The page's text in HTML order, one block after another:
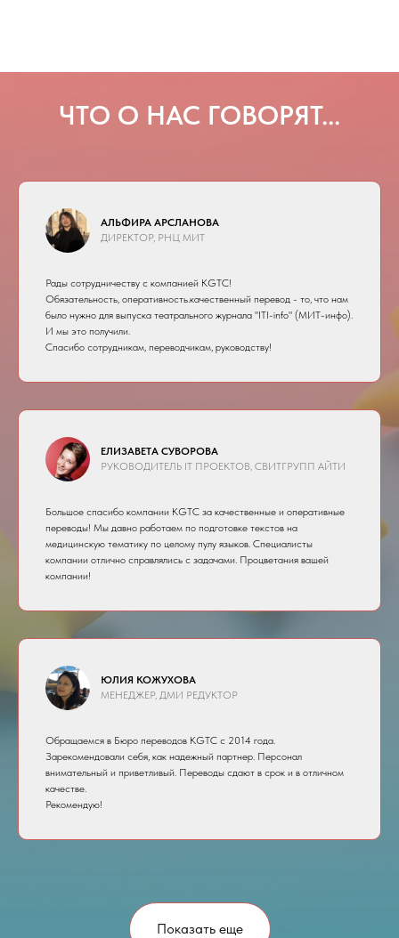
ЧТО О НАС ГОВОРЯТ...
АЛЬФИРА АРСЛАНОВА
ДИРЕКТОР, РНЦ МИТ
Рады сотрудничеству с компанией KGTC!
Обязательность, оперативность.качественный перевод - то, что нам
было нужно для выпуска театрального журнала "ITI-info" (МИТ-инфо).
И мы это получили.
Спасибо сотрудникам, переводчикам, руководству!
ЕЛИЗАВЕТА СУВОРОВА
РУКОВОДИТЕЛЬ IT ПРОЕКТОВ, СВИТГРУПП АЙТИ
Большое спасибо компании KGTC за качественные и оперативные
переводы! Мы давно работаем по подготовке текстов на
медицинскую тематику по целому пулу языков. Специалисты
компании отлично справлялись с задачами. Процветания вашей
компании!
ЮЛИЯ КОЖУХОВА
МЕНЕДЖЕР, ДМИ РЕДУКТОР
Обращаемся в Бюро переводов KGTC с 2014 года.
Зарекомендовали себя, как надежный партнер. Персонал
внимательный и приветливый. Переводы сдают в срок и в отличном
качестве.
Рекомендую!
Показать еще